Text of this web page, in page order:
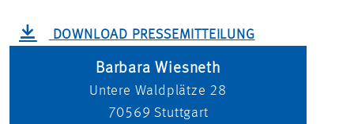
DOWNLOAD PRESSEMITTEILUNG
Barbara Wiesneth
Untere Waldplätze 28
70569 Stuttgart